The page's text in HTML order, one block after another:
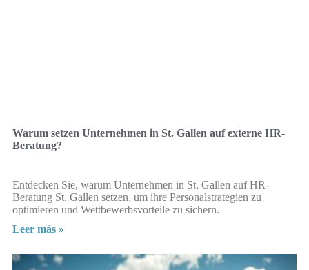
Warum setzen Unternehmen in St. Gallen auf externe HR-
Beratung?
Entdecken Sie, warum Unternehmen in St. Gallen auf HR-
Beratung St. Gallen setzen, um ihre Personalstrategien zu
optimieren und Wettbewerbsvorteile zu sichern.
Leer más »